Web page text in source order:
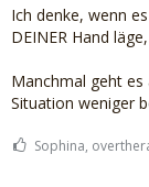
Ich denke, wenn
DEINER Hand
Manchmal geht
Situation weniger
Sophina,